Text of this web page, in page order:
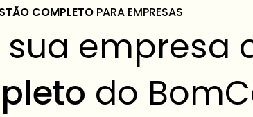
COMPLETO PARA EMPRESAS
empresa
do